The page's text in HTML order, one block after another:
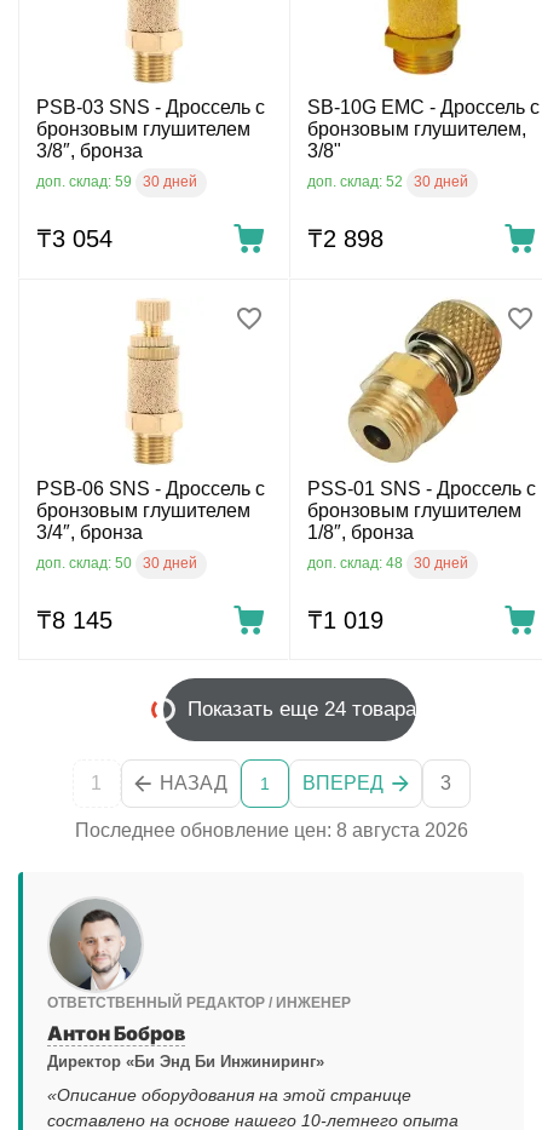
PSB-03 SNS - Дроссель с
бронзовым глушителем
3/8″, бронза
доп. склад: 59 30 дней
₸3 054
SB-10G EMC - Дроссель с
бронзовым глушителем,
3/8"
доп. склад: 52 30 дней
₸2 898
PSB-06 SNS - Дроссель с
бронзовым глушителем
3/4″, бронза
доп. склад: 50 30 дней
₸8 145
PSS-01 SNS - Дроссель с
бронзовым глушителем
1/8″, бронза
доп. склад: 48 30 дней
₸1 019
Показать еще 24 товара
1 НАЗАД 1 ВПЕРЕД 3
Последнее обновление цен: 8 августа 2026
ОТВЕТСТВЕННЫЙ РЕДАКТОР / ИНЖЕНЕР
Антон Бобров
Директор «Би Энд Би Инжиниринг»
«Описание оборудования на этой странице
составлено на основе нашего 10-летнего опыта